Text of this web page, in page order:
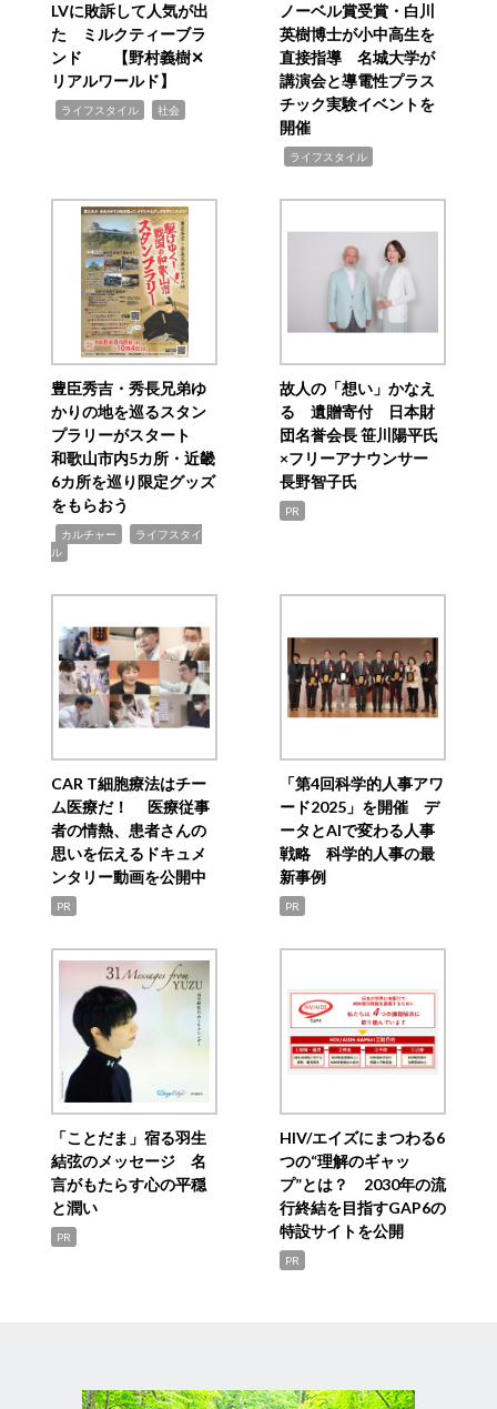
LVに敗訴して人気が出
た ミルクティーブラ
ンド 【野村義樹✕
リアルワールド】
ライフスタイル 社会
ノーベル賞受賞・白川
英樹博士が小中高生を
直接指導 名城大学が
講演会と導電性プラス
チック実験イベントを
開催
ライフスタイル
豊臣秀吉・秀長兄弟ゆ
かりの地を巡るスタン
プラリーがスタート
和歌山市内5カ所・近畿
6カ所を巡り限定グッズ
をもらおう
カルチャー
ライフスタイ
ル
故人の「想い」かなえ
る 遺贈寄付 日本財
団名誉会長 笹川陽平氏
×フリーアナウンサー
長野智子氏
PR
CAR T細胞療法はチー
ム医療だ！ 医療従事
者の情熱、患者さんの
思いを伝えるドキュメ
ンタリー動画を公開中
PR
「第4回科学的人事アワ
ード2025」を開催 デ
ータとAIで変わる人事
戦略 科学的人事の最
新事例
PR
「ことだま」宿る羽生
結弦のメッセージ 名
言がもたらす心の平穏
と潤い
PR
HIV/エイズにまつわる6
つの“理解のギャッ
プ”とは？ 2030年の流
行終結を目指すGAP6の
特設サイトを公開
PR